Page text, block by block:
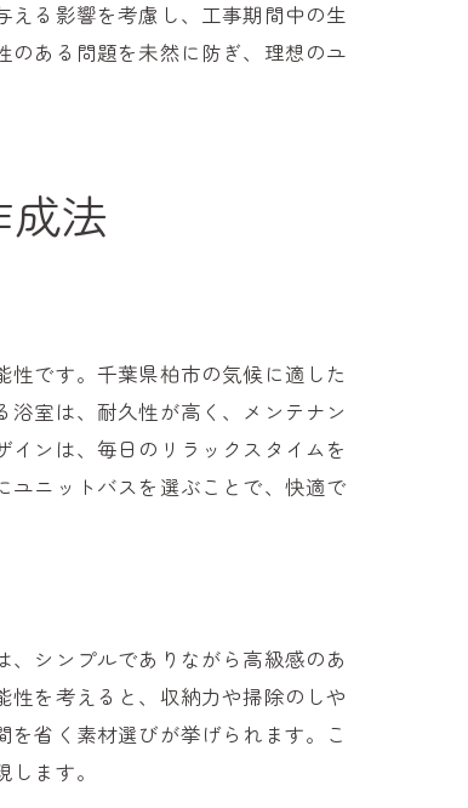
える影響を考慮し、工事期間中の生
ある問題を未然に防ぎ、理想のユ
法
です。千葉県柏市の気候に適した
室は、耐久性が高く、メンテナン
ンは、毎日のリラックスタイムを
ユニットバスを選ぶことで、快適で
シンプルでありながら高級感のあ
を考えると、収納力や掃除のしや
省く素材選びが挙げられます。こ
ます。